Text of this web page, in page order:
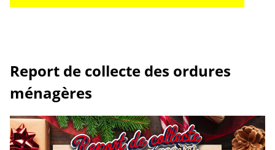
Report de collecte des ordures
ménagères